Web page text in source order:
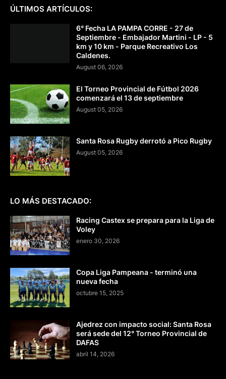
ÚLTIMOS ARTÍCULOS:
6° Fecha LA PAMPA CORRE - 27 de
Septiembre - Embajador Martini - LP - 5
km y 10 km - Parque Recreativo Los
Caldenes.
August 06, 2026
El Torneo Provincial de Fútbol 2026
comenzará el 13 de septiembre
August 05, 2026
Santa Rosa Rugby derrotó a Pico Rugby
August 05, 2026
LO MÁS DESTACADO:
Racing Castex se prepara para la Liga de
Voley
enero 30, 2026
Copa Liga Pampeana - terminó una
nueva fecha
octubre 15, 2025
Ajedrez con impacto social: Santa Rosa
será sede del 12° Torneo Provincial de
DAFAS
abril 14, 2026